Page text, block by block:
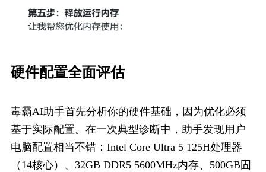
硬件配置全​面评估
毒霸AI助手首先分析你的硬件基础，因为优化必须
基于实际配置。在一次典型诊断中，助手发现用户
电脑配置相当不错：Intel Core Ultra 5 125H处理器
（14核心）、32GB DDR5 5600MHz内存、500GB固